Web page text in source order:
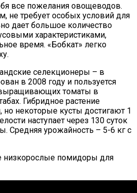
все пожелания овощеводов.
не требует особых условий для
дает большое количество
характеристиками,
время. «Бобкат» легко
селекционеры – в
в 2008 году и пользуется
томаты в
Гибридное растение
но некоторые кусты достигают 1
наступает через 130 суток
Средняя урожайность – 5-6 кг с
низкорослые помидоры для